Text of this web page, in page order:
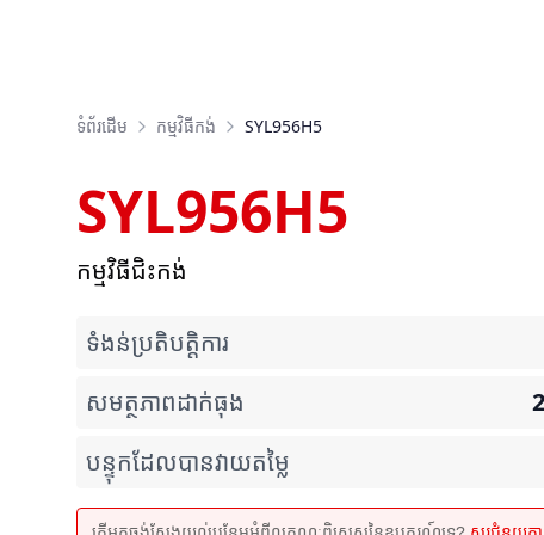
ទំព័រដើម កម្មវិធី​កង់ SYL956H5
SYL956H5
កម្មវិធីជិះកង់
ទំងន់ប្រតិបត្តិការ
សមត្ថភាពដាក់ធុង
បន្ទុកដែលបានវាយតម្លៃ